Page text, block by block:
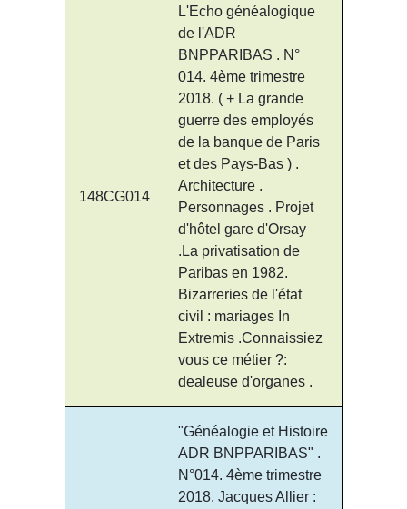
148CG014
L'Echo généalogique
de l'ADR
BNPPARIBAS . N°
014. 4ème trimestre
2018. ( + La grande
guerre des employés
de la banque de Paris
et des Pays-Bas ) .
Architecture .
Personnages . Projet
d'hôtel gare d'Orsay
.La privatisation de
Paribas en 1982.
Bizarreries de l'état
civil : mariages In
Extremis .Connaissiez
vous ce métier ?:
dealeuse d'organes .
"Généalogie et Histoire
ADR BNPPARIBAS" .
N°014. 4ème trimestre
2018. Jacques Allier :